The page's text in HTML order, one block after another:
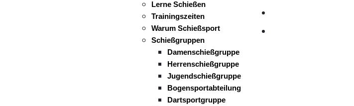
Lerne Schießen
Trainingszeiten
Warum Schießsport
Schießgruppen
Damenschießgruppe
Herrenschießgruppe
Jugendschießgruppe
Bogensportabteilung
Dartsportgruppe